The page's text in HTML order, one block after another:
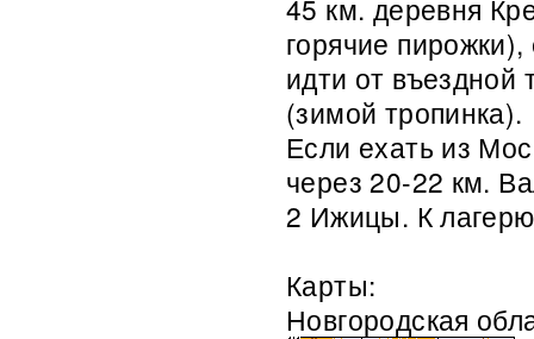
45 км. деревня
горячие
идти от въездной
(зимой тропинка).
Если ехать из
через 20-22 км.
2 Ижицы. К
Карты:
Новгородская